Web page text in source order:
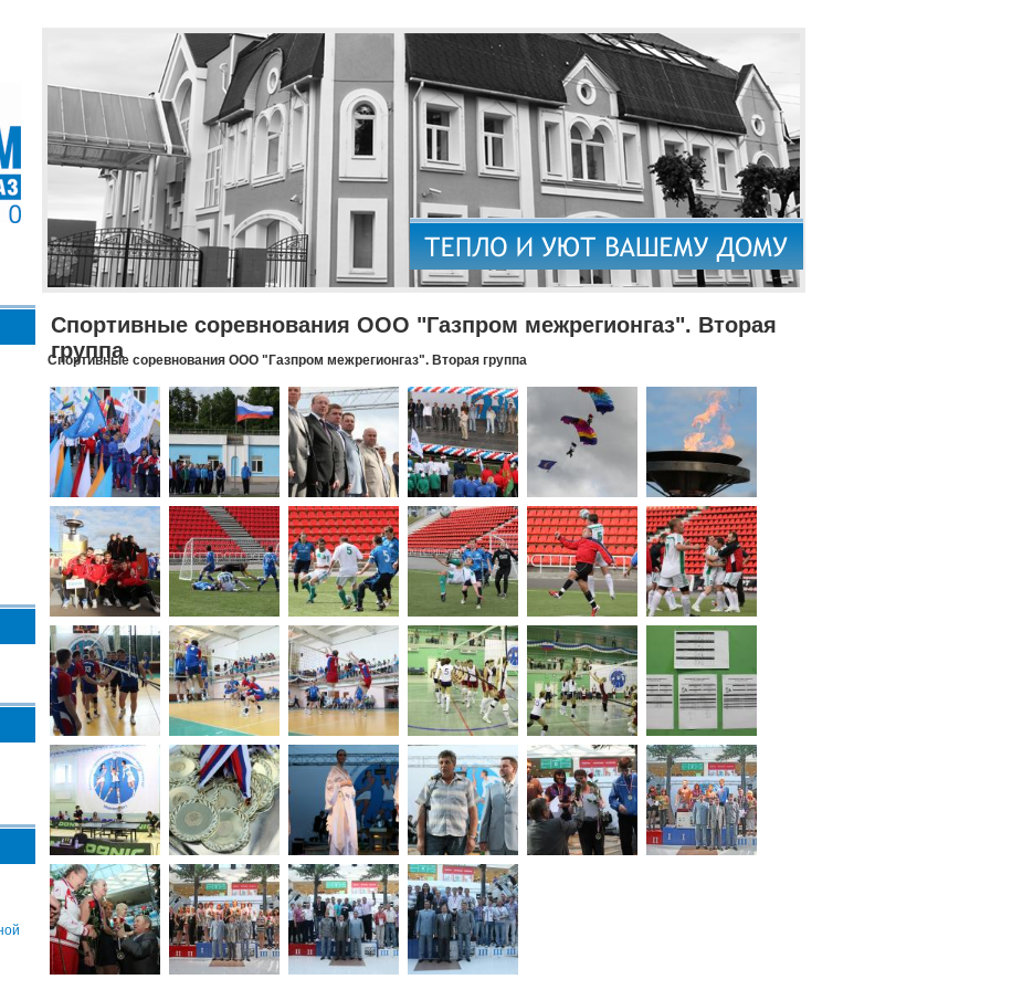
Спортивные соревнования ООО "Газпром межрегионгаз". Вторая
группа
Спортивные соревнования ООО "Газпром межрегионгаз". Вторая группа